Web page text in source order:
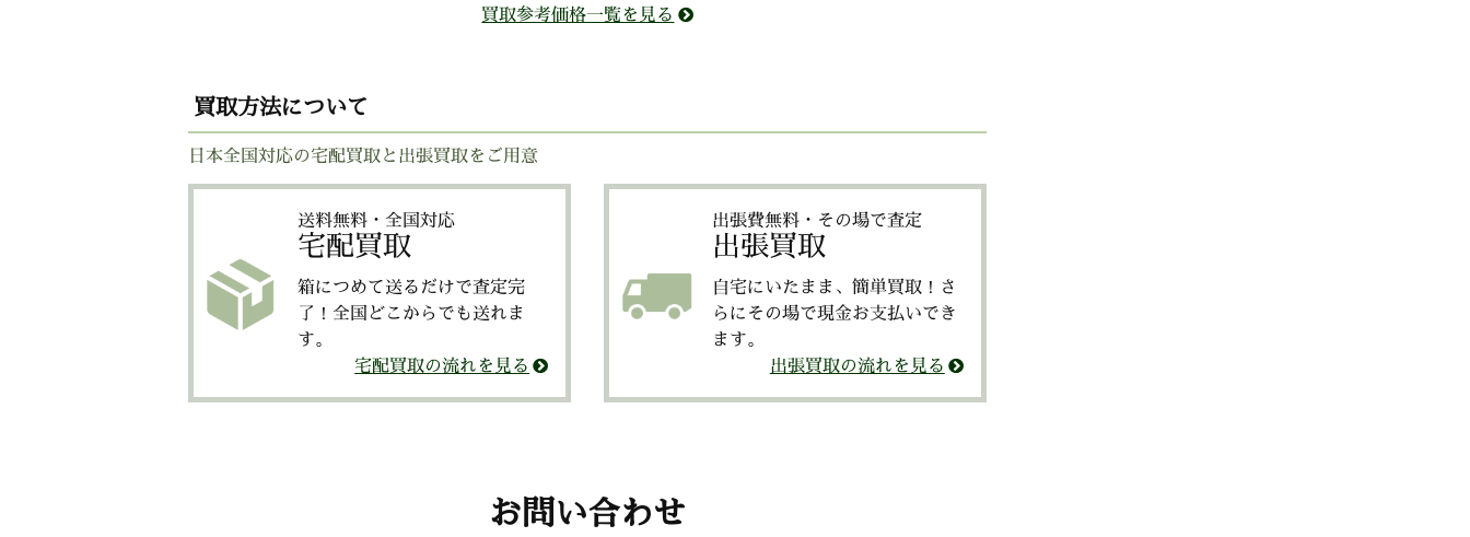
買取参考価格一覧を見る
買取方法について
日本全国対応の宅配買取と出張買取をご用意
送料無料・全国対応
宅配買取
箱につめて送るだけで査定完
了！全国どこからでも送れま
す。
宅配買取の流れを見る
出張費無料・その場で査定
出張買取
自宅にいたまま、簡単買取！さ
らにその場で現金お支払いでき
ます。
出張買取の流れを見る
お問い合わせ